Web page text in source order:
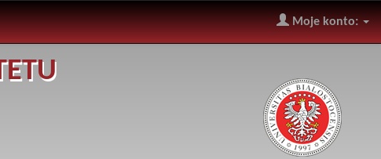
Moje konto: